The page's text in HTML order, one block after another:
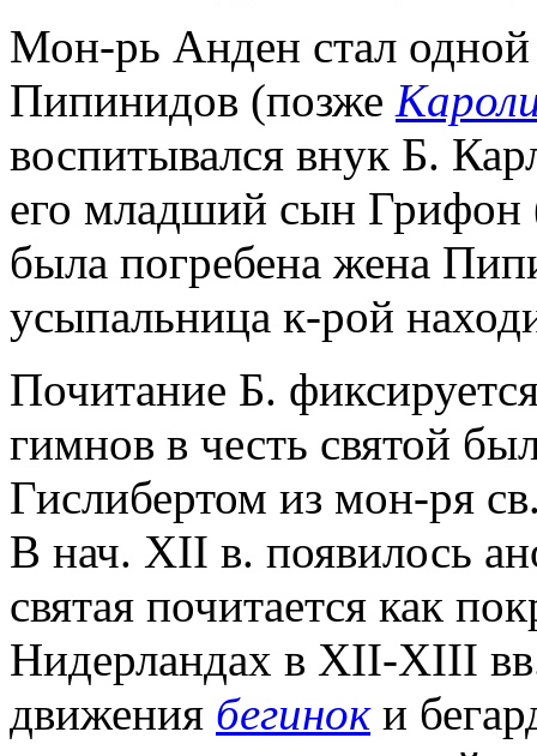
Мон-рь Анден стал одной
Пипинидов (позже
воспитывался внук Б.
его младший сын
была погребена жена
усыпальница к-рой
Почитание Б.
гимнов в честь святой
Гислибертом из мон-ря
В нач. XII в. появилось
святая почитается как
Нидерландах в XII-XIII
движения бегиноки